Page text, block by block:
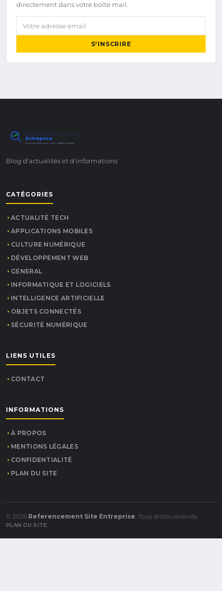
directement dans votre boîte mail.
Votre adresse email
S'INSCRIRE
Référencement Site
Entreprise
Expertise SEO pour votre visibilité en ligne
Blog d'actualités et d'informations
CATÉGORIES
ACTUALITÉ TECH
APPLICATIONS MOBILES
CULTURE NUMÉRIQUE
DÉVELOPPEMENT WEB
GENERAL
INFORMATIQUE ET LOGICIELS
INTELLIGENCE ARTIFICIELLE
OBJETS CONNECTÉS
SÉCURITÉ NUMÉRIQUE
LIENS UTILES
CONTACT
INFORMATIONS
À PROPOS
MENTIONS LÉGALES
CONFIDENTIALITÉ
PLAN DU SITE
© 2026 Referencement Site Entreprise. Tous droits réservés.
PLAN DU SITE